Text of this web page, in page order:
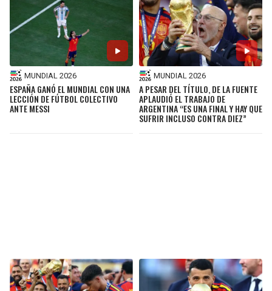
MUNDIAL 2026
ESPAÑA GANÓ EL MUNDIAL CON UNA
LECCIÓN DE FÚTBOL COLECTIVO
ANTE MESSI
MUNDIAL 2026
A PESAR DEL TÍTULO, DE LA FUENTE
APLAUDIÓ EL TRABAJO DE
ARGENTINA “ES UNA FINAL Y HAY QUE
SUFRIR INCLUSO CONTRA DIEZ”